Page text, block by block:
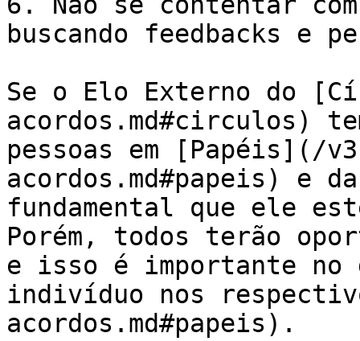
buscando feedbacks e
Se o Elo Externo do
acordos.md#circulos)
pessoas em [Papéis](/
acordos.md#papeis) e
fundamental que ele
Porém, todos terão
e isso é importante no
indivíduo nos
acordos.md#papeis).